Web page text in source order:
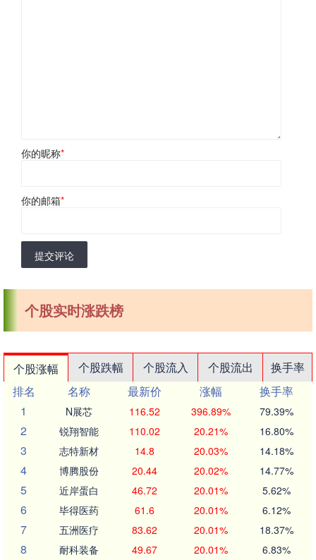
你的昵称*
你的邮箱*
提交评论
个股实时涨跌榜
个股涨幅 个股跌幅 个股流入 个股流出
换手率
排名
名称 最新价 涨幅
换手率
1
N展芯 116.52 396.89% 79.39%
2 锐翔智能 110.02 20.21% 16.80%
3 志特新材 14.8 20.03% 14.18%
4 博腾股份 20.44 20.02% 14.77%
5 近岸蛋白 46.72 20.01% 5.62%
6 毕得医药 61.6 20.01% 6.12%
7 五洲医疗 83.62 20.01% 18.37%
8 耐科装备 49.67 20.01% 6.83%